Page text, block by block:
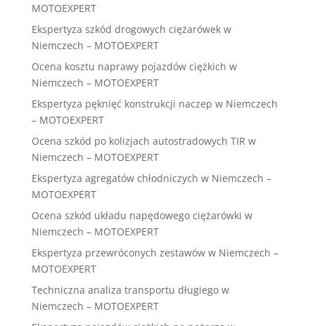
MOTOEXPERT
Ekspertyza szkód drogowych ciężarówek w
Niemczech – MOTOEXPERT
Ocena kosztu naprawy pojazdów ciężkich w
Niemczech – MOTOEXPERT
Ekspertyza pęknięć konstrukcji naczep w Niemczech
– MOTOEXPERT
Ocena szkód po kolizjach autostradowych TIR w
Niemczech – MOTOEXPERT
Ekspertyza agregatów chłodniczych w Niemczech –
MOTOEXPERT
Ocena szkód układu napędowego ciężarówki w
Niemczech – MOTOEXPERT
Ekspertyza przewróconych zestawów w Niemczech –
MOTOEXPERT
Techniczna analiza transportu długiego w
Niemczech – MOTOEXPERT